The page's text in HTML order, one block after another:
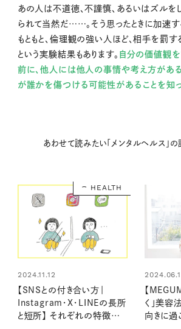
あの人は不道徳、不謹慎、あるいはズルを
られて当然だ……。そう思ったときに加速す
もともと、倫理観の強い人ほど、相手を罰す
という実験結果もあります。 自分の価値観
前に、他人には他人の事情や考え方があ
が誰かを傷つける可能性があることを知っ
あわせて読みたい「メンタルヘルス」の
HEALTH
2024.11.12
【SNSとの付き合い方｜
Instagram・X・LINEの長所
と短所】 それぞれの特徴を
【
く」美容
向きに